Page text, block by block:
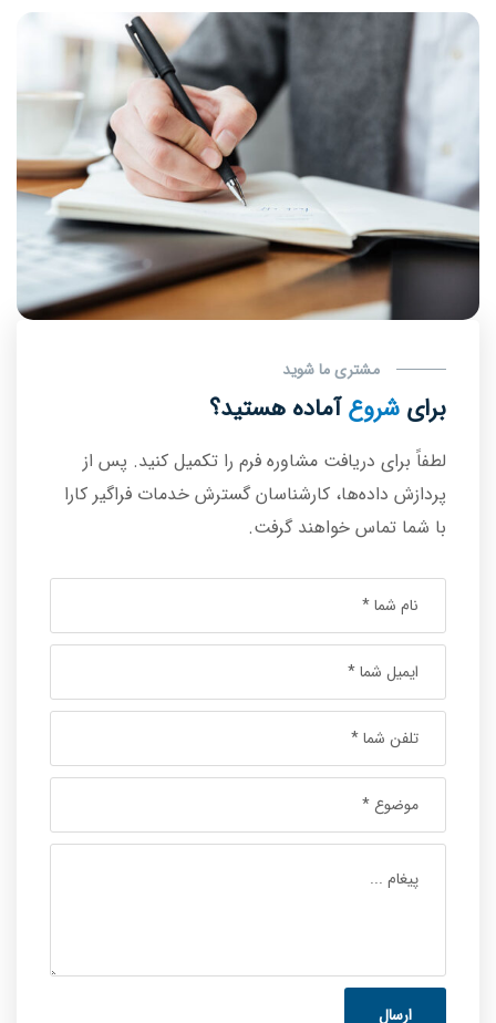
مشتری ما شوید
برای شروعآماده هستید؟
لطفاً برای دریافت مشاوره فرم را تکمیل کنید. پس از
پردازش‌ داده‌ها، کارشناسان گسترش خدمات فراگیر کارا
با شما تماس خواهند گرفت.
ارسال